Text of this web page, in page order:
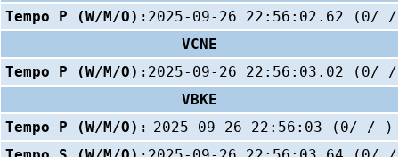
Tempo P (W/M/O): 2025-09-26 22:56:02.62 (0/
VCNE
Tempo P (W/M/O): 2025-09-26 22:56:03.02 (0/
VBKE
Tempo P (W/M/O): 2025-09-26 22:56:03 (0/ / )